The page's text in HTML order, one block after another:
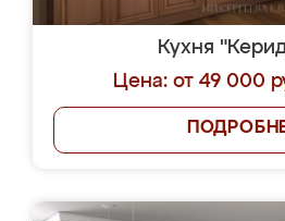
Кухня
Цена: от 49 000